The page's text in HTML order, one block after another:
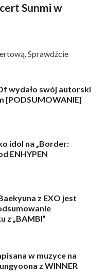
Sunmi w
Sprawdźcie
wydało swój autorski
[PODSUMOWANIE]
idol na „Border:
ENHYPEN
z EXO jest
z „BAMBI”
w muzyce na
z WINNER